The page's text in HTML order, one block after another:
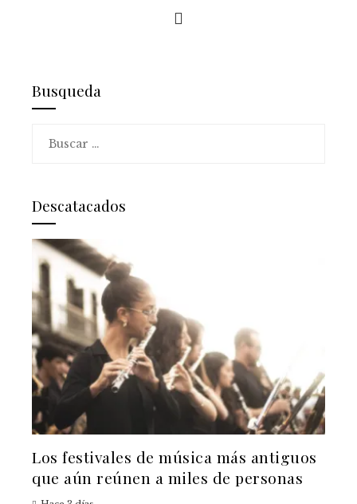
Busqueda
Descatacados
Los festivales de música más antiguos
que aún reúnen a miles de personas